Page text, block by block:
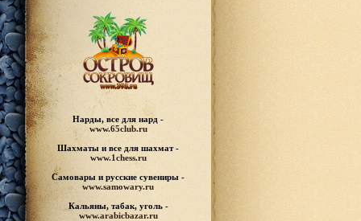
Нарды, все для нард -
www.65club.ru
Шахматы и все для шахмат -
www.1chess.ru
Самовары и русские сувениры -
www.samowary.ru
Кальяны, табак, уголь -
www.arabicbazar.ru